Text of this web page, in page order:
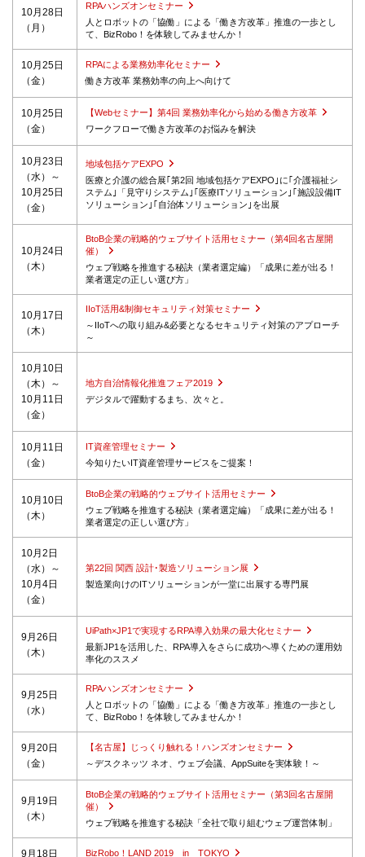
10月28日
（月）
RPAハンズオンセミナー
人とロボットの「協働」による「働き方改革」推進の一歩とし
て、BizRobo！を体験してみませんか！
10月25日
（金）
RPAによる業務効率化セミナー
働き方改革 業務効率の向上へ向けて
10月25日
（金）
【Webセミナー】第4回 業務効率化から始める働き方改革
ワークフローで働き方改革のお悩みを解決
10月23日
（水）～
10月25日
（金）
地域包括ケアEXPO
医療と介護の総合展｢第2回 地域包括ケアEXPO｣に｢介護福祉シ
ステム｣「見守りシステム｣｢医療ITソリューション｣｢施設設備IT
ソリューション｣｢自治体ソリューション｣を出展
10月24日
（木）
BtoB企業の戦略的ウェブサイト活用セミナー（第4回名古屋開
催）
ウェブ戦略を推進する秘訣（業者選定編）「成果に差が出る！
業者選定の正しい選び方」
10月17日
（木）
IIoT活用&制御セキュリティ対策セミナー
～IIoTへの取り組み&必要となるセキュリティ対策のアプローチ
～
10月10日
（木）～
10月11日
（金）
地方自治情報化推進フェア2019
デジタルで躍動するまち、次々と。
10月11日
（金）
IT資産管理セミナー
今知りたいIT資産管理サービスをご提案！
10月10日
（木）
BtoB企業の戦略的ウェブサイト活用セミナー
ウェブ戦略を推進する秘訣（業者選定編）「成果に差が出る！
業者選定の正しい選び方」
10月2日
（水）～
10月4日
（金）
第22回 関西 設計･製造ソリューション展
製造業向けのITソリューションが一堂に出展する専門展
9月26日
（木）
UiPath×JP1で実現するRPA導入効果の最大化セミナー
最新JP1を活用した、RPA導入をさらに成功へ導くための運用効
率化のススメ
9月25日
（水）
RPAハンズオンセミナー
人とロボットの「協働」による「働き方改革」推進の一歩とし
て、BizRobo！を体験してみませんか！
9月20日
（金）
【名古屋】じっくり触れる！ハンズオンセミナー
～デスクネッツ ネオ、ウェブ会議、AppSuiteを実体験！～
9月19日
（木）
BtoB企業の戦略的ウェブサイト活用セミナー（第3回名古屋開
催）
ウェブ戦略を推進する秘訣「全社で取り組むウェブ運営体制」
9月18日 BizRobo！LAND 2019 in TOKYO